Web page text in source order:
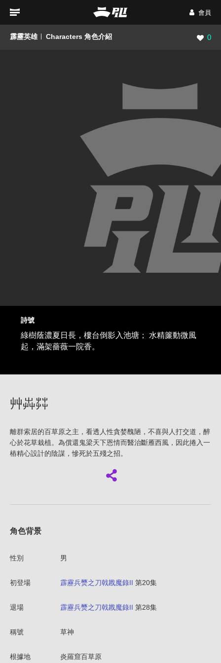
會員
霹靂英雄 Characters 角色介紹 瀏覽
0
詩號
綠樹蔭濃夏日長，樓台倒影入池塘； 水精簾動微風
起，滿架薔薇一院香。
艸芔茻
離群索居的百草原之主，看透人性貪婪醜陋，不喜與人打交道，醉
心於花草栽植。為償還鬼梁天下恩情而醫治斷雁西風，因此捲入一
樁精心設計的陰謀，慘死於五殘之招。
角色背景
性別 男
初登場 霹靂兵燹之刀戟戡魔錄II 第20集
退場 霹靂兵燹之刀戟戡魔錄II 第28集
稱號 草神
根據地 炎羅窟百草原